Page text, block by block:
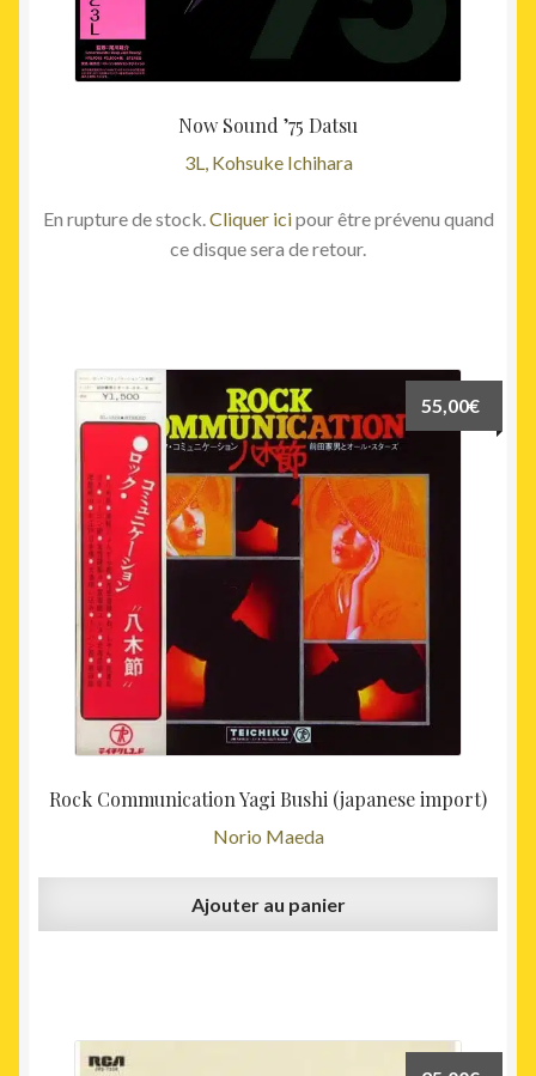
Now Sound ’75 Datsu
3L, Kohsuke Ichihara
En rupture de stock.Cliquer icipour être prévenu quand
ce disque sera de retour.
Rock Communication Yagi Bushi (japanese import)
Norio Maeda
55,00€
Ajouter au panier